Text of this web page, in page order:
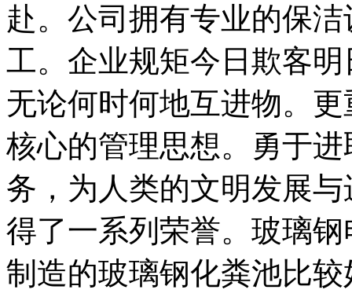
赴。公司拥有专业的保
工。企业规矩今日欺客
无论何时何地互进物。
核心的管理思想。勇于
务，为人类的文明发展
得了一系列荣誉。玻璃
制造的玻璃钢化粪池比